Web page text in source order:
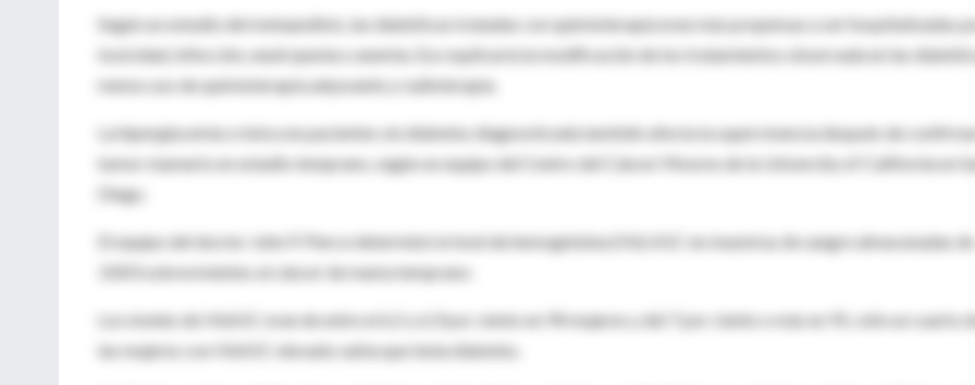
Según un estudio del metaanálisis, las diabéticas tratadas con quimioterapia eran más propensas a ser hospitalizadas
toxicidad, infección, neutropenia o anemia. Eso explicaría la modificación de los tratamientos observada en las
menos uso de quimioterapia adyuvante y radioterapia.
La hiperglucemia crónica en pacientes sin diabetes diagnosticada también afecta la supervivencia después de
tumor mamario en estadio temprano, según un equipo del Centro del Cáncer Moores de la University of California en
Diego.
El equipo del doctor John P. Pierce determinó el nivel de hemoglobina (Hb) A1C en muestras de sangre almacenadas de
3.003 sobrevivientes al cáncer de mama temprano.
Los niveles de HbA1C eran de entre el 6,5 y 6,9 por ciento en 94 mujeres y del 7 por ciento o más en 91; sólo un cuarto
las mujeres con HbA1C elevado sabía que tenía diabetes.